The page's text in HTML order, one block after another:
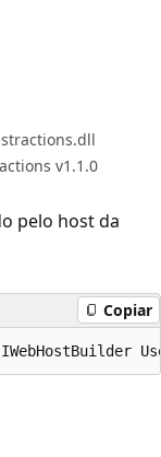
v1.1.0
pelo host da
Copiar